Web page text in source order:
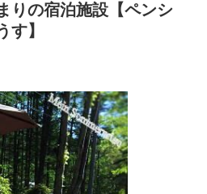
りの宿泊施設【ペンシ
】